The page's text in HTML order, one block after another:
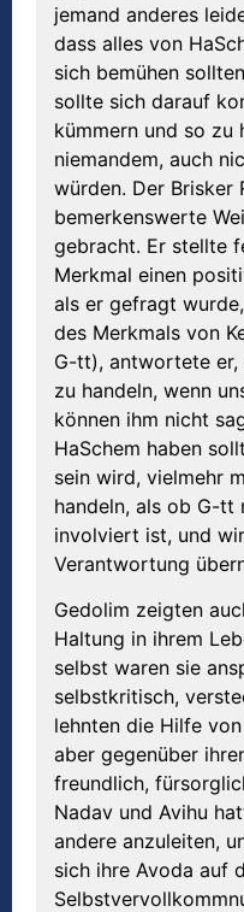
jemand anderes
dass alles von
sich bemühen
sollte sich darauf
kümmern und so zu
niemandem, auch
würden. Der Brisker
bemerkenswerte
gebracht. Er stellte
Merkmal einen
als er gefragt
des Merkmals von
G-tt), antwortete er,
zu handeln, wenn
können ihm nicht
HaSchem haben
sein wird, vielmehr
handeln, als ob G-tt
involviert ist, und
Verantwortung
Gedolim zeigten
Haltung in ihrem
selbst waren sie
selbstkritisch,
lehnten die Hilfe
aber gegenüber
freundlich,
Nadav und Avihu
andere anzuleiten,
sich ihre Avoda auf